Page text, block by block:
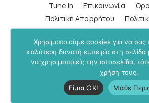
Tune In Επικοινωνία
Πολιτική Απορρήτου
LinkedInInstagram
Υποστήριξε μας μέσα από το
Business Undercover © 2019-2026.
Χρησιμοποιούμε cookies για να
καλύτερη δυνατή εμπειρία στη
να χρησιμοποιείς την ιστοσελίδα,
χρήση τους.
Είμαι ΟΚ!
Μάθε